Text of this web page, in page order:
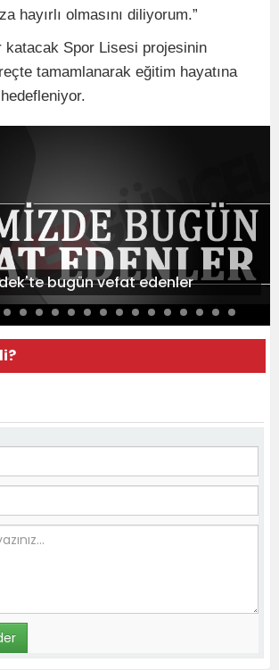
hayırlı olmasını diliyorum.”
katacak Spor Lisesi projesinin
tamamlanarak eğitim hayatına
hedefleniyor.
bugün vefat edenler